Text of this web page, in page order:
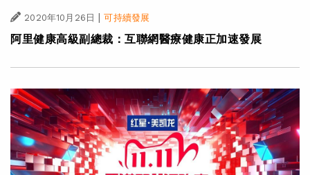
2020年10月26日 | 可持續發展
阿里健康高級副總裁：互聯網醫療健康正加速發展